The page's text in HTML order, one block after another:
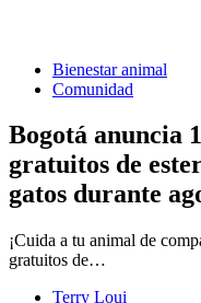
Bienestar animal
Comunidad
Bogotá anuncia
gratuitos de
gatos durante
¡Cuida a tu animal de
gratuitos de…
Terry Loui